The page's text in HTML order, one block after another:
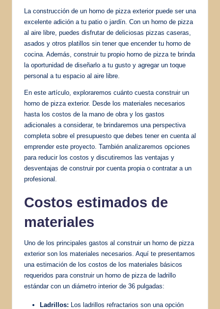
La construcción de un horno de pizza exterior puede ser una
excelente adición a tu patio o jardín. Con un horno de pizza
al aire libre, puedes disfrutar de deliciosas pizzas caseras,
asados y otros platillos sin tener que encender tu horno de
cocina. Además, construir tu propio horno de pizza te brinda
la oportunidad de diseñarlo a tu gusto y agregar un toque
personal a tu espacio al aire libre.
En este artículo, exploraremos cuánto cuesta construir un
horno de pizza exterior. Desde los materiales necesarios
hasta los costos de la mano de obra y los gastos
adicionales a considerar, te brindaremos una perspectiva
completa sobre el presupuesto que debes tener en cuenta al
emprender este proyecto. También analizaremos opciones
para reducir los costos y discutiremos las ventajas y
desventajas de construir por cuenta propia o contratar a un
profesional.
Costos estimados de
materiales
Uno de los principales gastos al construir un horno de pizza
exterior son los materiales necesarios. Aquí te presentamos
una estimación de los costos de los materiales básicos
requeridos para construir un horno de pizza de ladrillo
estándar con un diámetro interior de 36 pulgadas:
Ladrillos: Los ladrillos refractarios son una opción